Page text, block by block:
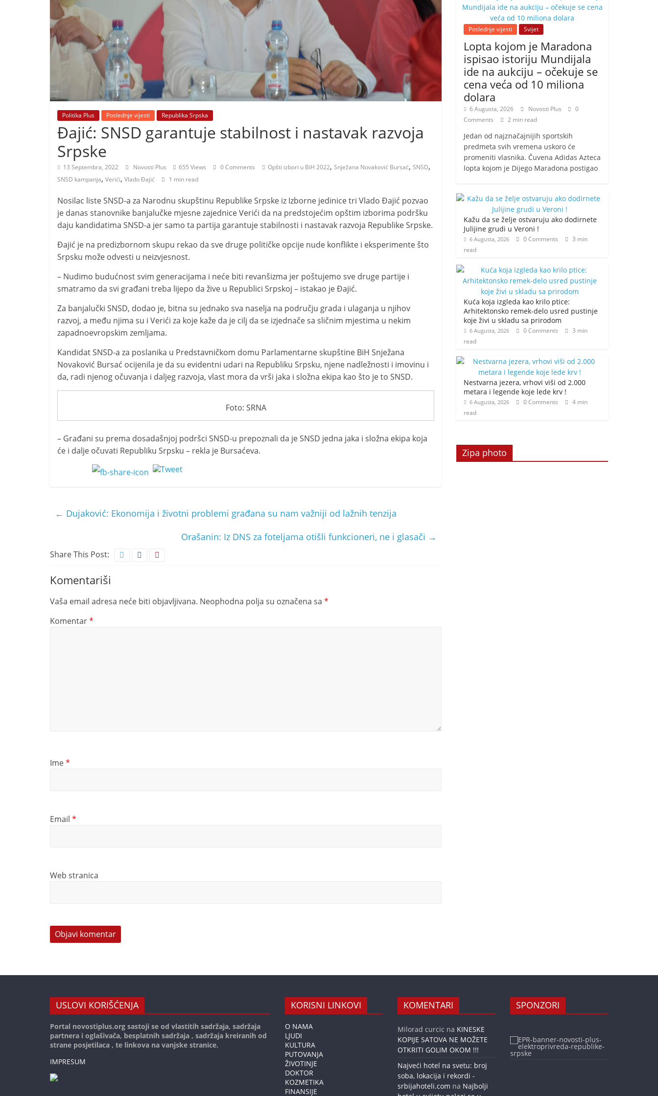
t
i
v
n
v
Politika Plus Poslednje vijesti Republika Srpska
Đajić: SNSD garantuje stabilnost i nastavak razvoja
Srpske
13 Septembra, 2022 Novosti Plus 655 Views 0 Comments Opšti izbori u BiH 2022, Snježana Novaković Bursać, SNSD,
SNSD kampanja, Verići, Vlado Đajić 1 min read
Nosilac liste SNSD-a za Narodnu skupštinu Republike Srpske iz Izborne jedinice tri Vlado Đajić pozvao
je danas stanovnike banjalučke mjesne zajednice Verići da na predstojećim opštim izborima podršku
daju kandidatima SNSD-a jer samo ta partija garantuje stabilnosti i nastavak razvoja Republike Srpske.
Đajić je na predizbornom skupu rekao da sve druge političke opcije nude konflikte i eksperimente što
Srpsku može odvesti u neizvjesnost.
– Nudimo budućnost svim generacijama i neće biti revanšizma jer poštujemo sve druge partije i
smatramo da svi građani treba lijepo da žive u Republici Srpskoj – istakao je Đajić.
Za banjalučki SNSD, dodao je, bitna su jednako sva naselja na području grada i ulaganja u njihov
razvoj, a među njima su i Verići za koje kaže da je cilj da se izjednače sa sličnim mjestima u nekim
zapadnoevropskim zemljama.
Kandidat SNSD-a za poslanika u Predstavničkom domu Parlamentarne skupštine BiH Snježana
Novaković Bursać ocijenila je da su evidentni udari na Republiku Srpsku, njene nadležnosti i imovinu i
da, radi njenog očuvanja i daljeg razvoja, vlast mora da vrši jaka i složna ekipa kao što je to SNSD.
Foto: SRNA
– Građani su prema dosadašnjoj podršci SNSD-u prepoznali da je SNSD jedna jaka i složna ekipa koja
će i dalje očuvati Republiku Srpsku – rekla je Bursaćeva.
← Dujaković: Ekonomija i životni problemi građana su nam važniji od lažnih tenzija
Orašanin: Iz DNS za foteljama otišli funkcioneri, ne i glasači →
Share This Post:
Komentariši
Vaša email adresa neće biti objavljivana. Neophodna polja su označena sa *
Komentar*
Ime*
Email *
Web stranica
Poslednje vijesti Svijet
Lopta kojom je Maradona
ispisao istoriju Mundijala
ide na aukciju – očekuje se
cena veća od 10 miliona
dolara
6 Augusta, 2026 Novosti Plus
0
Comments
2 min read
Jedan od najznačajnijih sportskih
predmeta svih vremena uskoro će
promeniti vlasnika. Čuvena Adidas Azteca
lopta kojom je Dijego Maradona postigao
Kažu da se želje ostvaruju ako dodirnete
Julijine grudi u Veroni !
6 Augusta, 2026 0 Comments
3 min
read
Kuća koja izgleda kao krilo ptice:
Arhitektonsko remek-delo usred pustinje
koje živi u skladu sa prirodom
6 Augusta, 2026 0 Comments
3 min
read
Nestvarna jezera, vrhovi viši od 2.000
metara i legende koje lede krv !
6 Augusta, 2026 0 Comments
4 min
read
Zipa photo
USLOVI KORIŠĆENJA
Portal novostiplus.org sastoji se od vlastitih sadržaja, sadržaja
partnera i oglašivača, besplatnih sadržaja , sadržaja kreiranih od
strane posjetilaca , te linkova na vanjske stranice.
IMPRESUM
KORISNI LINKOVI
O NAMA
LJUDI
KULTURA
PUTOVANJA
ŽIVOTINJE
DOKTOR
KOZMETIKA
FINANSIJE
KOMENTARI
Milorad curcic na KINESKE
KOPIJE SATOVA NE MOŽETE
OTKRITI GOLIM OKOM !!!
Najveći hotel na svetu: broj
soba, lokacija i rekordi -
srbijahoteli.com na Najbolji
SPONZORI